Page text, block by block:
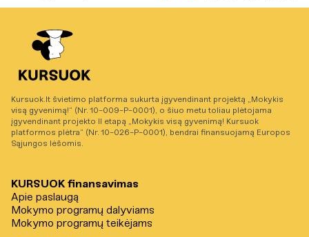
Kursuok.lt švietimo platforma sukurta įgyvendinant projektą „Mokykis
visą gyvenimą!“ (Nr. 10-009-P-0001), o šiuo metu toliau plėtojama
įgyvendinant projekto II etapą „Mokykis visą gyvenimą! Kursuok
platformos plėtra“ (Nr. 10-026-P-0001), bendrai finansuojamą Europos
Sąjungos lėšomis.
KURSUOK finansavimas
Apie paslaugą
Mokymo programų dalyviams
Mokymo programų teikėjams